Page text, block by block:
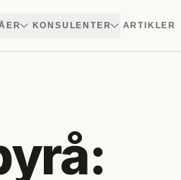
KONSULENTER ARTIKLER